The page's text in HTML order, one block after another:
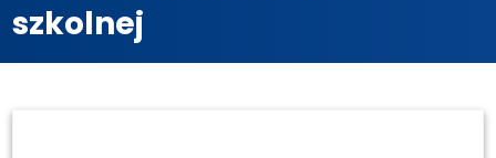
szkolnej